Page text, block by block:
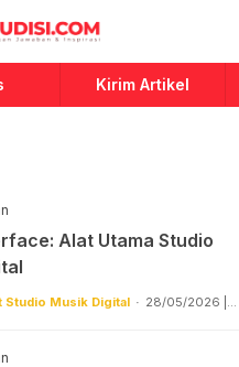
dan Inspirasi
Kirim Artikel
Alat Utama Studio
Studio Musik Digital
28/05/2026 |